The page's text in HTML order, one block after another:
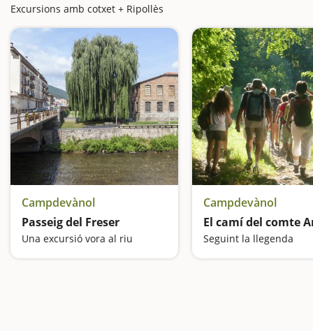
Excursions amb cotxet + Ripollès
Campdevànol
Passeig del Freser
Una excursió vora al riu
Campdevànol
El camí del comte
Seguint la llegenda